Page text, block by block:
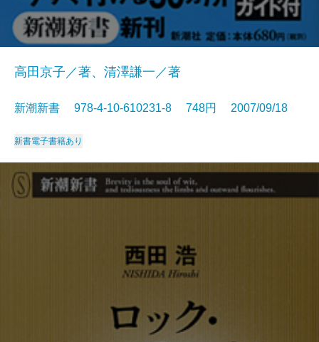
高田京子／著、清澤謙一／著
新潮新書 978-4-10-610231-8 748円 2007/09/18
新書電子書籍あり